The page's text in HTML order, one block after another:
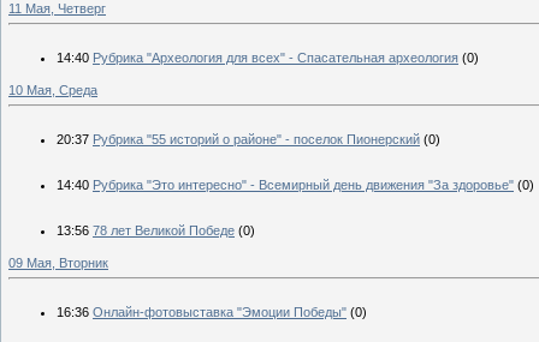
11 Мая, Четверг
14:40 Рубрика "Археология для всех" - Спасательная археология (0)
10 Мая, Среда
20:37 Рубрика "55 историй о районе" - поселок Пионерский (0)
14:40 Рубрика "Это интересно" - Всемирный день движения "За здоровье" (0)
13:56 78 лет Великой Победе (0)
09 Мая, Вторник
16:36 Онлайн-фотовыставка "Эмоции Победы" (0)